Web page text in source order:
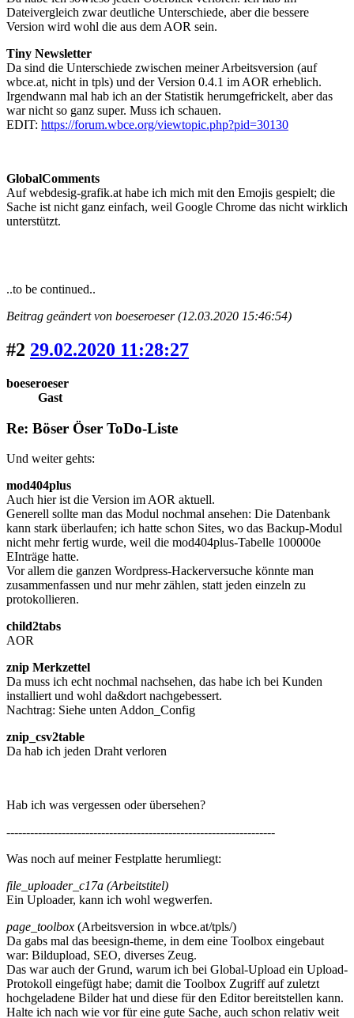
Dateivergleich zwar deutliche Unterschiede, aber die bessere
Version wird wohl die aus dem AOR sein.
Tiny Newsletter
Da sind die Unterschiede zwischen meiner Arbeitsversion (auf
wbce.at, nicht in tpls) und der Version 0.4.1 im AOR erheblich.
Irgendwann mal hab ich an der Statistik herumgefrickelt, aber das
war nicht so ganz super. Muss ich schauen.
EDIT: https://forum.wbce.org/viewtopic.php?pid=30130
GlobalComments
Auf webdesig-grafik.at habe ich mich mit den Emojis gespielt; die
Sache ist nicht ganz einfach, weil Google Chrome das nicht wirklich
unterstützt.
..to be continued..
Beitrag geändert von boeseroeser (12.03.2020 15:46:54)
#2 29.02.2020 11:28:27
boeseroeser
Gast
Re: Böser Öser ToDo-Liste
Und weiter gehts:
mod404plus
Auch hier ist die Version im AOR aktuell.
Generell sollte man das Modul nochmal ansehen: Die Datenbank
kann stark überlaufen; ich hatte schon Sites, wo das Backup-Modul
nicht mehr fertig wurde, weil die mod404plus-Tabelle 100000e
EInträge hatte.
Vor allem die ganzen Wordpress-Hackerversuche könnte man
zusammenfassen und nur mehr zählen, statt jeden einzeln zu
protokollieren.
child2tabs
AOR
znip Merkzettel
Da muss ich echt nochmal nachsehen, das habe ich bei Kunden
installiert und wohl da&dort nachgebessert.
Nachtrag: Siehe unten Addon_Config
znip_csv2table
Da hab ich jeden Draht verloren
Hab ich was vergessen oder übersehen?
--------------------------------------------------------------------
Was noch auf meiner Festplatte herumliegt:
file_uploader_c17a (Arbeitstitel)
Ein Uploader, kann ich wohl wegwerfen.
page_toolbox (Arbeitsversion in wbce.at/tpls/)
Da gabs mal das beesign-theme, in dem eine Toolbox eingebaut
war: Bildupload, SEO, diverses Zeug.
Das war auch der Grund, warum ich bei Global-Upload ein Upload-
Protokoll eingefügt habe; damit die Toolbox Zugriff auf zuletzt
hochgeladene Bilder hat und diese für den Editor bereitstellen kann.
Halte ich nach wie vor für eine gute Sache, auch schon relativ weit